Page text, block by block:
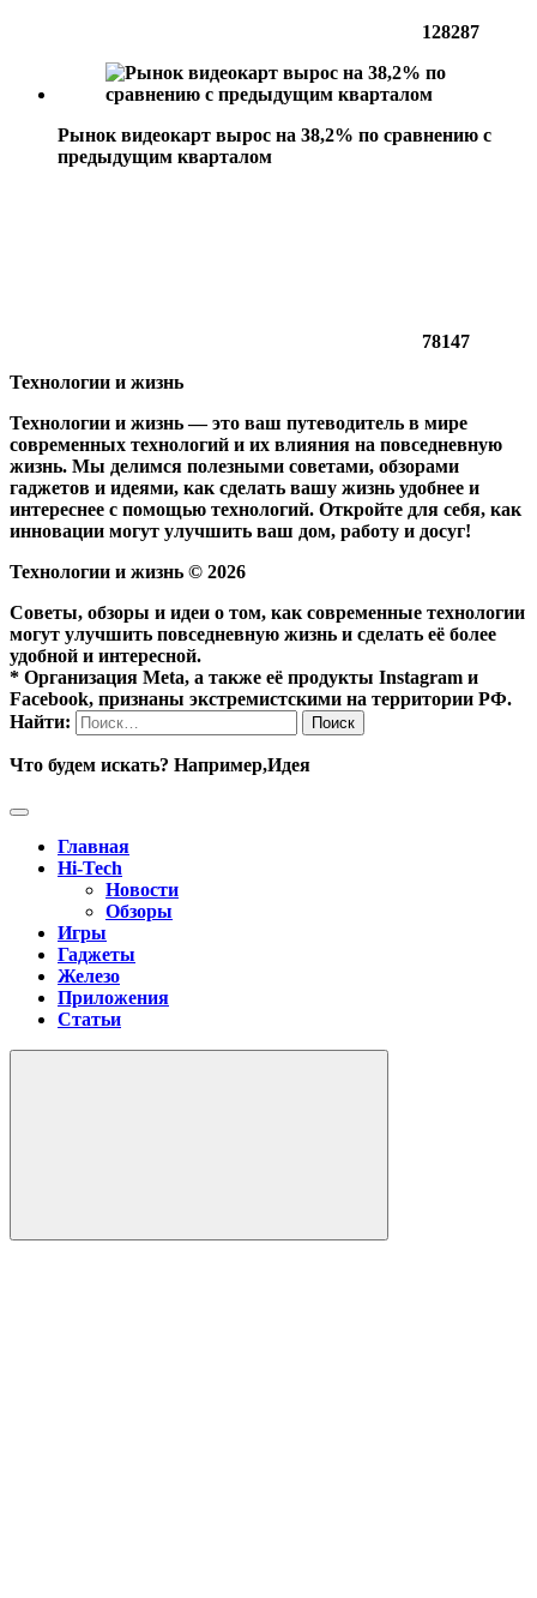
128287
Рынок видеокарт вырос на 38,2% по сравнению с
предыдущим кварталом
78147
Технологии и жизнь
Технологии и жизнь — это ваш путеводитель в мире
современных технологий и их влияния на повседневную
жизнь. Мы делимся полезными советами, обзорами
гаджетов и идеями, как сделать вашу жизнь удобнее и
интереснее с помощью технологий. Откройте для себя, как
инновации могут улучшить ваш дом, работу и досуг!
Технологии и жизнь © 2026
Советы, обзоры и идеи о том, как современные технологии
могут улучшить повседневную жизнь и сделать её более
удобной и интересной.
* Организация Meta, а также её продукты Instagram и
Facebook, признаны экстремистскими на территории РФ.
Найти:
Что будем искать? Например,Идея
Главная
Hi-Tech
Новости
Обзоры
Игры
Гаджеты
Железо
Приложения
Статьи